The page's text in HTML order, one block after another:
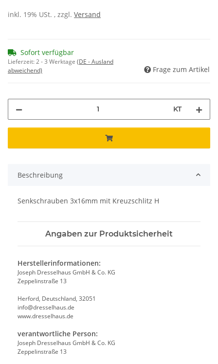
inkl. 19% USt. , zzgl. Versand
Sofort verfügbar
Lieferzeit:2 - 3 Werktage (DE - Ausland
abweichend)
Frage zum Artikel
KT
Beschreibung
Senkschrauben 3x16mm mit Kreuzschlitz H
Angaben zur Produktsicherheit
Herstellerinformationen:
Joseph Dresselhaus GmbH & Co. KG
Zeppelinstraße 13
Herford, Deutschland, 32051
info@dresselhaus.de
www.dresselhaus.de
verantwortliche Person:
Joseph Dresselhaus GmbH & Co. KG
Zeppelinstraße 13